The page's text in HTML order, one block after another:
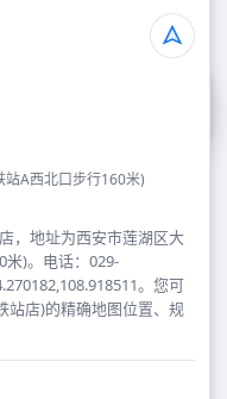
A西北口步行160米)
，地址为西安市莲湖区大
米)。电话：029-
。您可
站店)的精确地图位置、规